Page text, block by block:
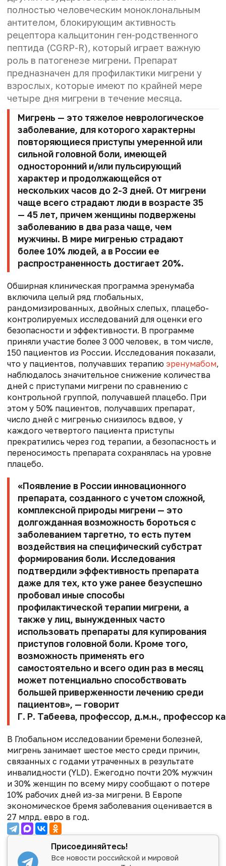
полностью человеческим моноклональным
антителом, блокирующим активность
рецептора кальцитонин ген-родственного
пептида (CGRP-R), который играет важную
роль в патогенезе мигрени. Препарат
предназначен для профилактики мигрени у
взрослых, которые имеют по крайней мере
четыре дня мигрени в течение месяца.
Мигрень — это тяжелое неврологическое
заболевание, для которого характерны
повторяющиеся приступы умеренной или
сильной головной боли, имеющей
односторонний и/или пульсирующий
характер и продолжающейся от
нескольких часов до 2-3 дней. От мигрени
чаще всего страдают люди в возрасте 35
— 45 лет, причем женщины подвержены
заболеванию в два раза чаще, чем
мужчины. В мире мигренью страдают
более 10% людей, а в России ее
распространенность достигает 20%.
Обширная клиническая программа эренумаба
включила целый ряд глобальных,
рандомизированных, двойных слепых, плацебо-
контролируемых исследований для оценки его
безопасности и эффективности. В программе
приняли участие более 3 000 человек, в том числе,
150 пациентов из России. Исследования показали,
что у пациентов, получавших терапию эренумабом,
наблюдалось значительное снижение количества
дней с приступами мигрени по сравнению с
контрольной группой, получавшей плацебо. При
этом у 50% пациентов, получавших препарат,
число дней с мигренью снизилось вдвое, у
каждого четвертого пациента приступы
прекратились через год терапии, а безопасность и
переносимость препарата сохранялась на уровне
плацебо.
«Появление в России инновационного
препарата, созданного с учетом сложной,
комплексной природы мигрени — это
долгожданная возможность бороться с
заболеванием таргетно, то есть путем
воздействия на специфический субстрат
формирования боли. Исследования
подтвердили эффективность препарата
даже для тех, кто уже ранее безуспешно
пробовал иные способы
профилактической терапии мигрени, а
также у лиц, вынужденных часто
использовать препараты для купирования
приступов головной боли. Кроме того,
возможность применять его
самостоятельно и всего один раз в месяц
может потенциально способствовать
большей приверженности лечению среди
пациентов», — говорит
Г. Р. Табеева, профессор, д.м.н., профессор
В Глобальном исследовании бремени болезней,
мигрень занимает шестое место среди причин,
связанных с годами утраченных в результате
инвалидности (YLD). Ежегодно почти 20% мужчин
и 30% женщин по всему миру сообщают о потере
10% рабочих дней из-за мигрени. В Европе
экономическое бремя заболевания оценивается в
27 млрд. евро в год.
Присоединяйтесь!
Все новости российской и мировой